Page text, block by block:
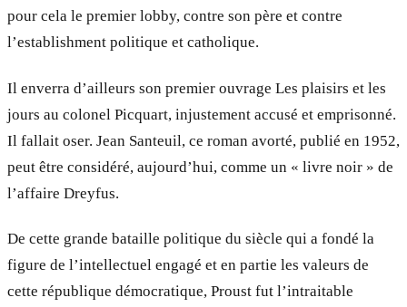
pour cela le premier lobby, contre son père et contre
l’establishment politique et catholique.
Il enverra d’ailleurs son premier ouvrage Les plaisirs et les
jours au colonel Picquart, injustement accusé et emprisonné.
Il fallait oser. Jean Santeuil, ce roman avorté, publié en 1952,
peut être considéré, aujourd’hui, comme un « livre noir » de
l’affaire Dreyfus.
De cette grande bataille politique du siècle qui a fondé la
figure de l’intellectuel engagé et en partie les valeurs de
cette république démocratique, Proust fut l’intraitable